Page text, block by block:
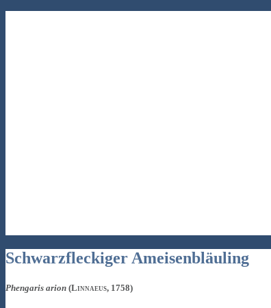
Schwarzfleckiger Ameisenbläuling
Phengaris arion (Linnaeus, 1758)